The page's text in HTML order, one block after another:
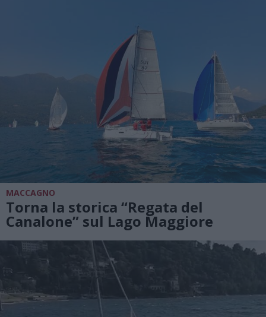
MACCAGNO
Torna la storica “Regata del
Canalone” sul Lago Maggiore